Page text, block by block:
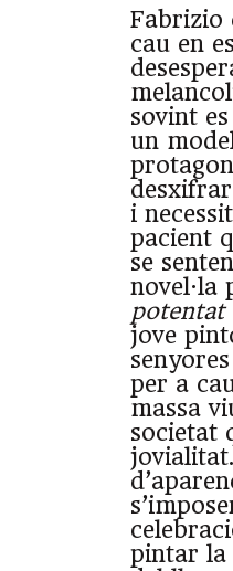
Fabrizio
cau en
sovint
un
i
pacient
se
novel·la
potentat
jove
per a
massa
societat
pintar la